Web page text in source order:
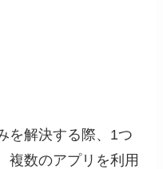
を解決する際、1つ
複数のアプリを利用